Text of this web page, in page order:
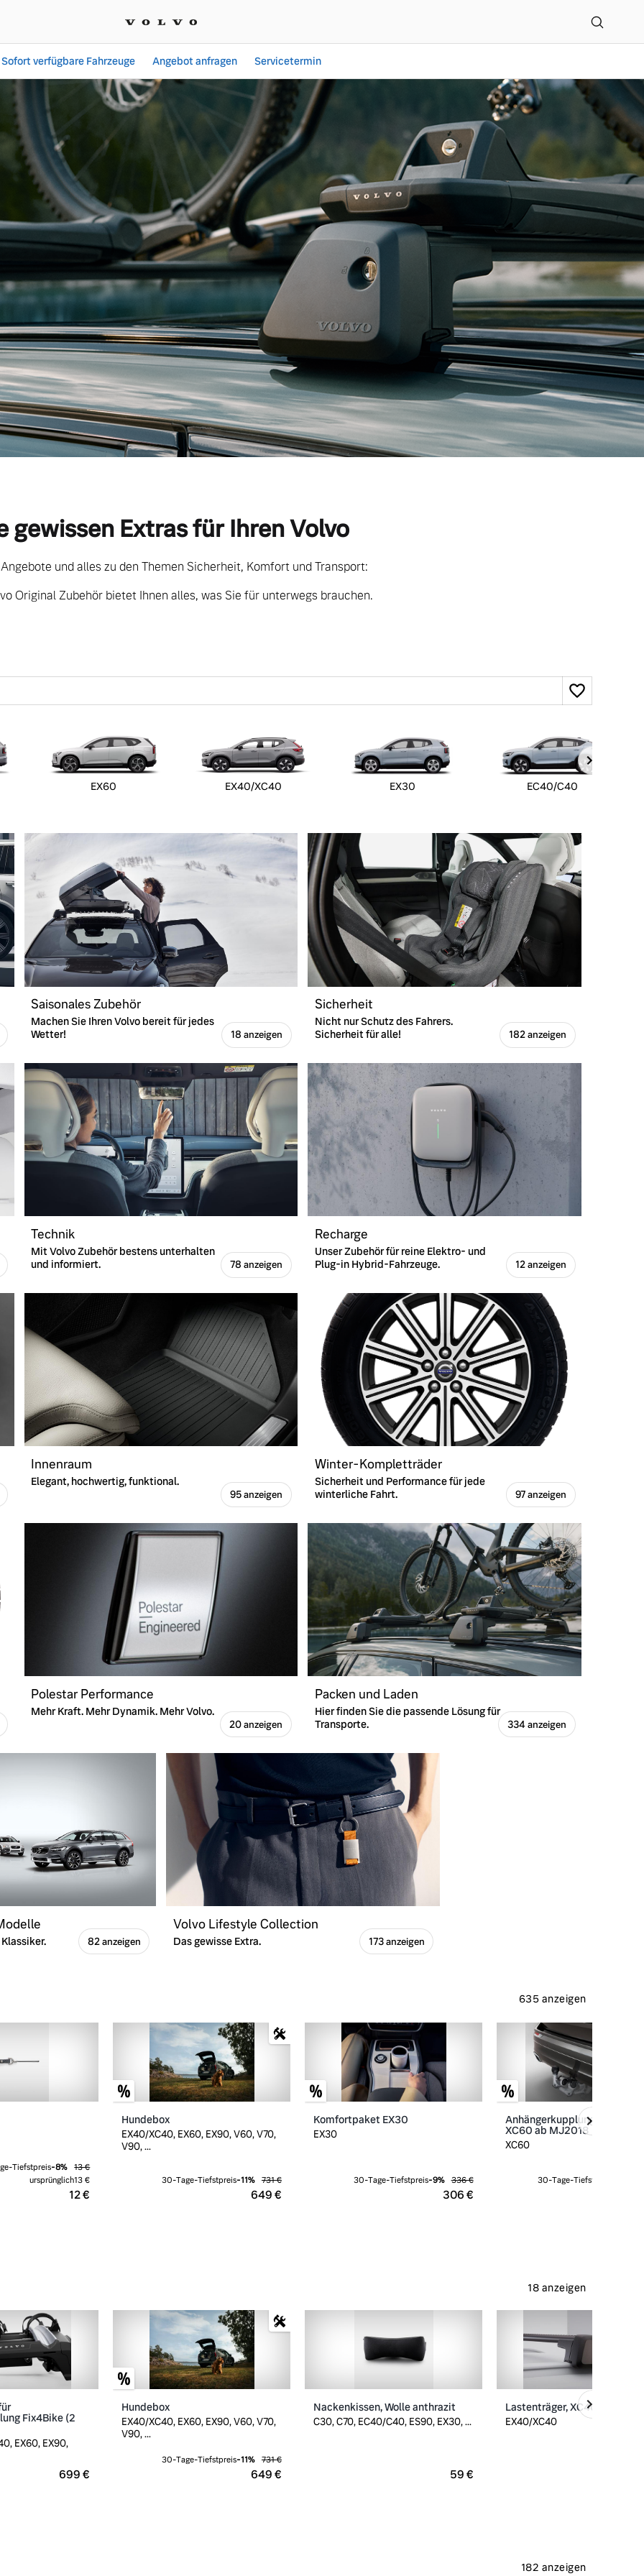
Automobile GmbH & Co. KG
Sofort verfügbare Fahrzeuge Angebot anfragen Servicetermin
Original Volvo Winter- und Sommer Kompletträder.
gewissen Extras für Ihren Volvo
und alles zu den Themen Sicherheit, Komfort und Transport:
Original Zubehör bietet Ihnen alles, was Sie für unterwegs brauchen.
EX60 EX40/XC40 EX30 EC40/C40
Saisonales Zubehör
Machen Sie Ihren Volvo bereit für jedes
Wetter!
18 anzeigen
Sicherheit
Nicht nur Schutz des Fahrers.
Sicherheit für alle!
182 anzeigen
Technik
Mit Volvo Zubehör bestens unterhalten
und informiert.
78 anzeigen
Recharge
Unser Zubehör für reine Elektro- und
Plug-in Hybrid-Fahrzeuge.
12 anzeigen
Innenraum
Elegant, hochwertig, funktional.
95 anzeigen
Winter-Kompletträder
Sicherheit und Performance für jede
winterliche Fahrt.
97 anzeigen
Polestar Performance
Mehr Kraft. Mehr Dynamik. Mehr Volvo.
20 anzeigen
Packen und Laden
Hier finden Sie die passende Lösung für
Transporte.
334 anzeigen
82 anzeigen
Volvo Lifestyle Collection
Das gewisse Extra. 173 anzeigen
635 anzeigen
12 €
Tiefstpreis-8%
13 €
ursprünglich13 €
Hundebox
EX40/XC40, EX60, EX90, V60, V70,
V90, ...
649 €
30-Tage-Tiefstpreis-11% 731 €
Komfortpaket EX30
EX30
306 €
30-Tage-Tiefstpreis-9% 336 €
Anhängerkupplung
XC60 ab MJ2018
XC60
30-Tage-Tiefstpreis
18 anzeigen
Fix4Bike (2
EX60, EX90,
699 €
Hundebox
EX40/XC40, EX60, EX90, V60, V70,
V90, ...
649 €
30-Tage-Tiefstpreis-11% 731 €
Nackenkissen, Wolle anthrazit
C30, C70, EC40/C40, ES90, EX30, ...
59 €
Lastenträger, XC40/EX40
EX40/XC40
182 anzeigen